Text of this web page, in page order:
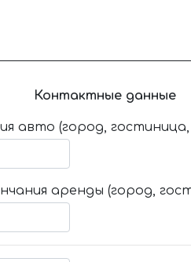
Контактные данные
авто (город,
аренды (город,